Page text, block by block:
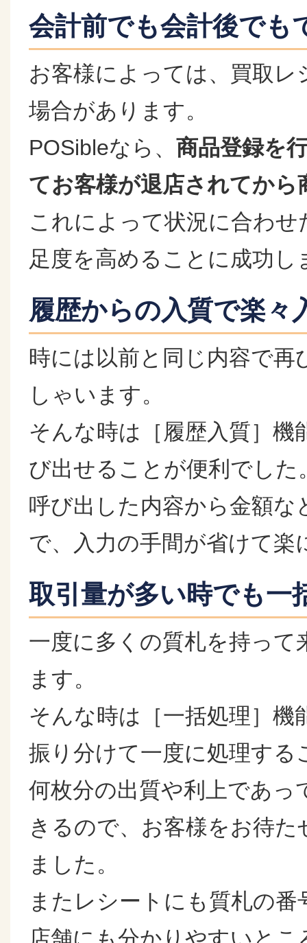
会計前でも会計後でも
お客様によっては、買取
場合があります。
POSibleなら、 商品登録を
てお客様が退店されてから
これによって状況に合わ
足度を高めることに成功し
履歴からの入質で楽々
時には以前と同じ内容で
しゃいます。
そんな時は［履歴入質］機
び出せることが便利でした
呼び出した内容から金額
で、入力の手間が省けて楽
取引量が多い時でも一
一度に多くの質札を持っ
ます。
そんな時は［一括処理］機
振り分けて一度に処理する
何枚分の出質や利上であ
きるので、お客様をお待
ました。
またレシートにも質札の